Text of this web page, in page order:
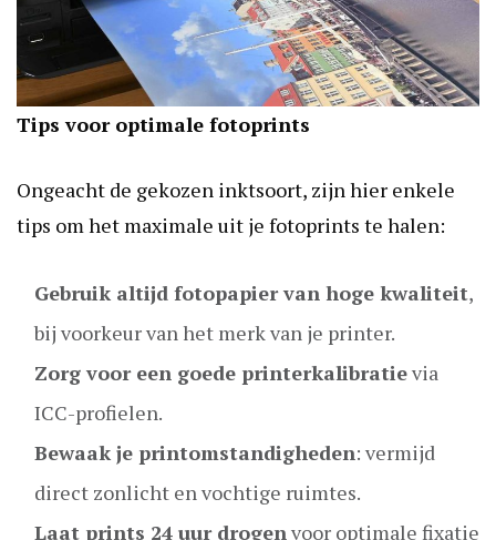
Tips voor optimale fotoprints
Ongeacht de gekozen inktsoort, zijn hier enkele
tips om het maximale uit je fotoprints te halen:
Gebruik altijd fotopapier van hoge kwaliteit,
bij voorkeur van het merk van je printer.
Zorg voor een goede printerkalibratievia
ICC-profielen.
Bewaak je printomstandigheden: vermijd
direct zonlicht en vochtige ruimtes.
Laat prints 24 uur drogen voor optimale fixatie